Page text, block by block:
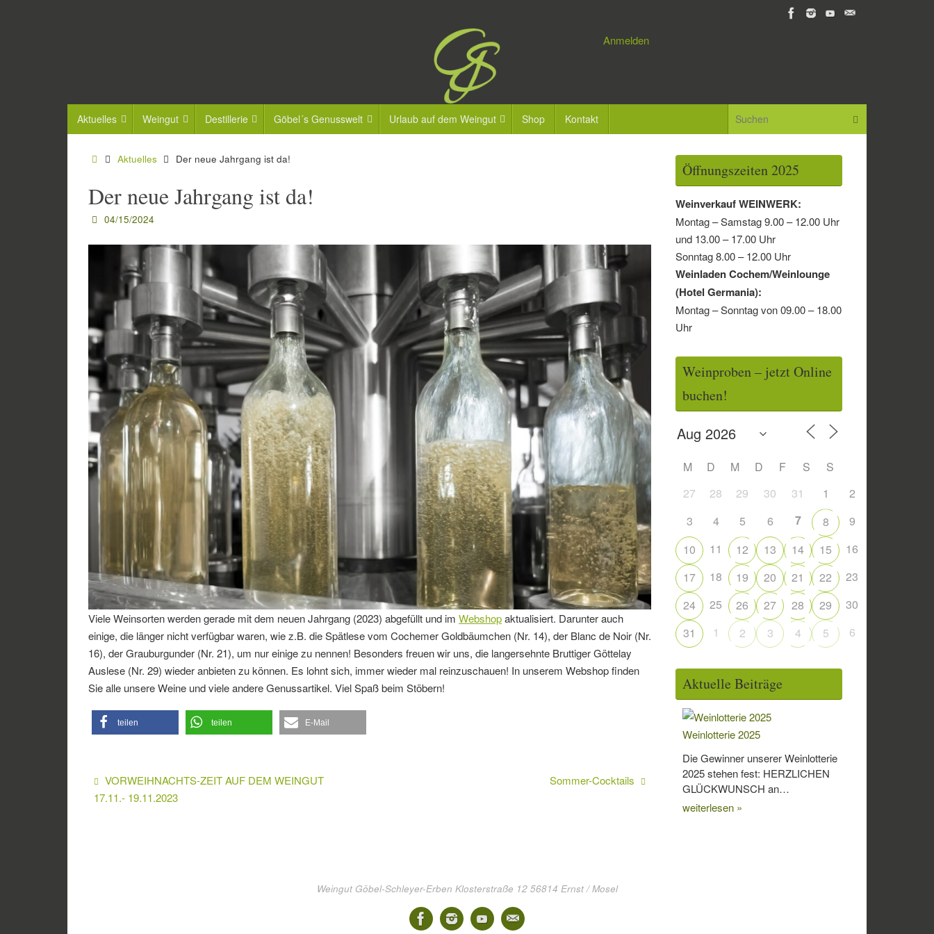
Anmelden
Inhalt
Aktuelles Weingut Destillerie Göbel´s Genusswelt Urlaub auf dem Weingut Shop Kontakt Suchen
StartAktuelles Der neue Jahrgang ist da!
Der neue Jahrgang ist da!
04/15/2024
Viele Weinsorten werden gerade mit dem neuen Jahrgang (2023) abgefüllt und im Webshopaktualisiert. Darunter auch
einige, die länger nicht verfügbar waren, wie z.B. die Spätlese vom Cochemer Goldbäumchen (Nr. 14), der Blanc de Noir (Nr.
16), der Grauburgunder (Nr. 21), um nur einige zu nennen! Besonders freuen wir uns, die langersehnte Bruttiger Göttelay
Auslese (Nr. 29) wieder anbieten zu können. Es lohnt sich, immer wieder mal reinzuschauen! In unserem Webshop finden
Sie alle unsere Weine und viele andere Genussartikel. Viel Spaß beim Stöbern!
teilen teilen E-Mail
VORWEIHNACHTS-ZEIT AUF DEM WEINGUT
17.11.- 19.11.2023
Sommer-Cocktails
Öffnungszeiten 2025
Weinverkauf WEINWERK:
Montag – Samstag 9.00 – 12.00 Uhr
und 13.00 – 17.00 Uhr
Sonntag 8.00 – 12.00 Uhr
Weinladen Cochem/Weinlounge
(Hotel Germania):
Montag – Sonntag von 09.00 – 18.00
Uhr
Weinproben – jetzt Online
buchen!
M D M D F S
S
27
28 29 30 31 1
2
3
4 5 6 7 8
9
10
11 12 13 14 15
16
17
18 19 20 21 22
23
24
25 26 27 28 29
30
31
1 2 3 4 5 6
Aktuelle Beiträge
Weinlotterie 2025
Die Gewinner unserer Weinlotterie
2025 stehen fest: HERZLICHEN
GLÜCKWUNSCH an…
weiterlesen »
Weingut Göbel-Schleyer-Erben Klosterstraße 12 56814 Ernst / Mosel